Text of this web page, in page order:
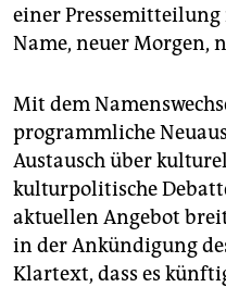
einer Pressemitteilung
Name, neuer Morgen,
Mit dem
programmliche
Austausch über
kulturpolitische
aktuellen Angebot
in der Ankündigung
Klartext, dass es